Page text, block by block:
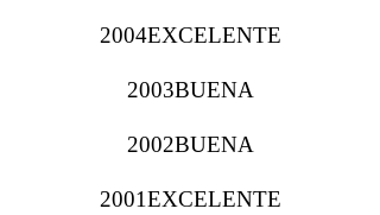
2004EXCELENTE
2003BUENA
2002BUENA
2001EXCELENTE